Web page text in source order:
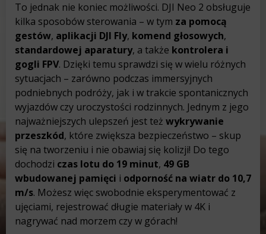
To jednak nie koniec możliwości. DJI Neo 2 obsługuje
kilka sposobów sterowania – w tym za pomocą
gestów, aplikacji DJI Fly, komend głosowych,
standardowej aparatury, a także kontrolera i
gogli FPV. Dzięki temu sprawdzi się w wielu różnych
sytuacjach – zarówno podczas immersyjnych
podniebnych podróży, jak i w trakcie spontanicznych
wyjazdów czy uroczystości rodzinnych. Jednym z jego
najważniejszych ulepszeń jest też wykrywanie
przeszkód, które zwiększa bezpieczeństwo – skup
się na tworzeniu i nie obawiaj się kolizji! Do tego
dochodzi czas lotu do 19 minut, 49 GB
wbudowanej pamięci i odporność na wiatr do 10,7
m/s. Możesz więc swobodnie eksperymentować z
ujęciami, rejestrować długie materiały w 4K i
nagrywać nad morzem czy w górach!